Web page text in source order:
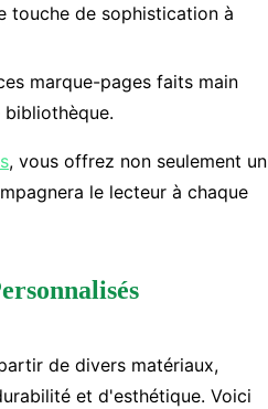
touche de sophistication à
marque-pages faits main
, vous offrez non seulement un
le lecteur à chaque
de divers matériaux,
et d'esthétique. Voici